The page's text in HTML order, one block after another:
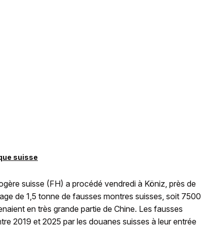
suisse
suisse (FH) a procédé vendredi à Köniz, près de
de 1,5 tonne de fausses montres suisses, soit 7500
en très grande partie de Chine. Les fausses
2019 et 2025 par les douanes suisses à leur entrée